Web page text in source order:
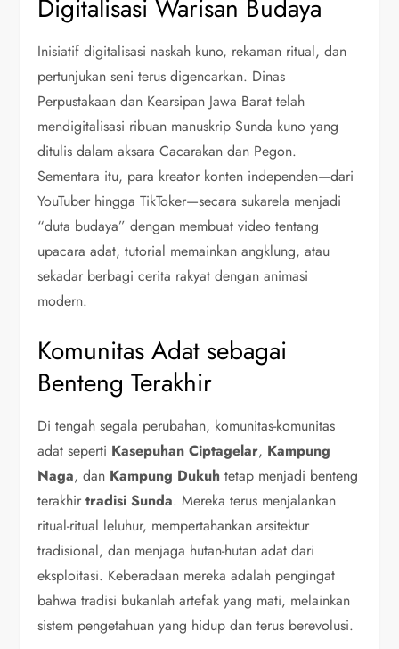
Digitalisasi Warisan Budaya
Inisiatif digitalisasi naskah kuno, rekaman ritual, dan
pertunjukan seni terus digencarkan. Dinas
Perpustakaan dan Kearsipan Jawa Barat telah
mendigitalisasi ribuan manuskrip Sunda kuno yang
ditulis dalam aksara Cacarakan dan Pegon.
Sementara itu, para kreator konten independen—dari
YouTuber hingga TikToker—secara sukarela menjadi
“duta budaya” dengan membuat video tentang
upacara adat, tutorial memainkan angklung, atau
sekadar berbagi cerita rakyat dengan animasi
modern.
Komunitas Adat sebagai
Benteng Terakhir
Di tengah segala perubahan, komunitas-komunitas
adat seperti Kasepuhan Ciptagelar, Kampung
Naga, dan Kampung Dukuh tetap menjadi benteng
terakhirtradisi Sunda. Mereka terus menjalankan
ritual-ritual leluhur, mempertahankan arsitektur
tradisional, dan menjaga hutan-hutan adat dari
eksploitasi. Keberadaan mereka adalah pengingat
bahwa tradisi bukanlah artefak yang mati, melainkan
sistem pengetahuan yang hidup dan terus berevolusi.